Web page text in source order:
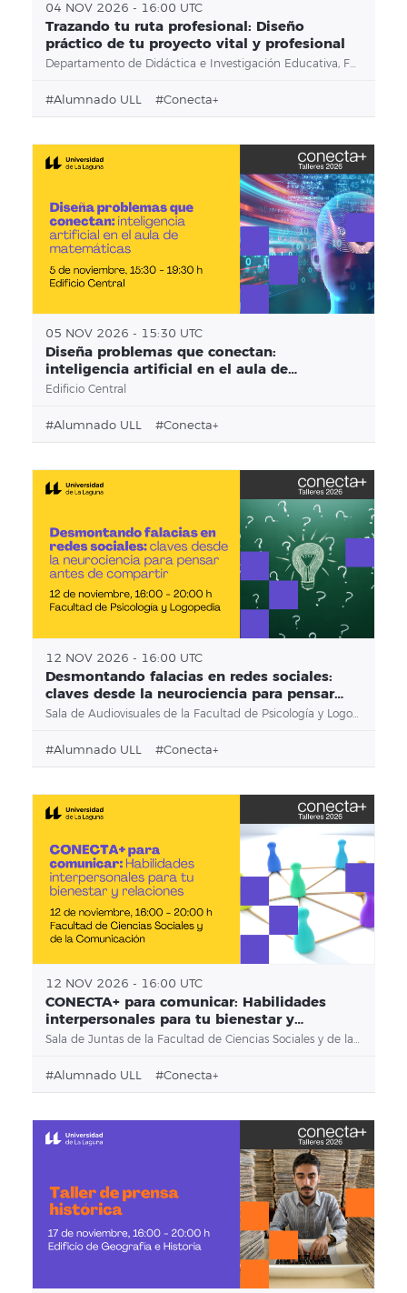
04 NOV 2026 - 16:00 UTC
Trazando tu ruta profesional: Diseño
práctico de tu proyecto vital y profesional
Departamento de Didáctica e Investigación Educativa, Facultad de Educación
#alumnado ULL #conecta+
05 NOV 2026 - 15:30 UTC
Diseña problemas que conectan:
inteligencia artificial en el aula de
matemáticas
Edificio Central
#alumnado ULL #conecta+
12 NOV 2026 - 16:00 UTC
Desmontando falacias en redes sociales:
claves desde la neurociencia para pensar
antes de compartir
Sala de Audiovisuales de la Facultad de Psicología y Logopedia
#alumnado ULL #conecta+
12 NOV 2026 - 16:00 UTC
CONECTA+ para comunicar: Habilidades
interpersonales para tu bienestar y
relaciones
Sala de Juntas de la Facultad de Ciencias Sociales y de la Comunicación
#alumnado ULL #conecta+